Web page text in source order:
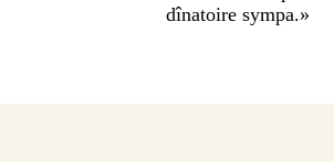
dînatoire sympa.»